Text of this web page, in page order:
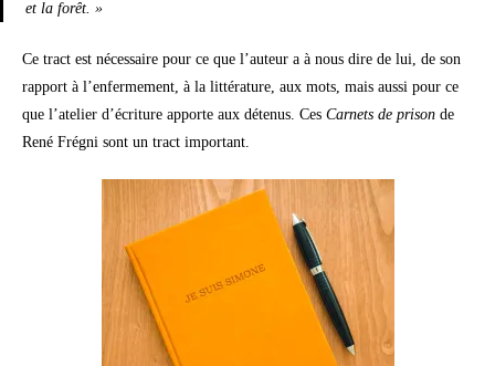
et la forêt. »
Ce tract est nécessaire pour ce que l’auteur a à nous dire de lui, de son
rapport à l’enfermement, à la littérature, aux mots, mais aussi pour ce
que l’atelier d’écriture apporte aux détenus. Ces Carnets de prison de
René Frégni sont un tract important.